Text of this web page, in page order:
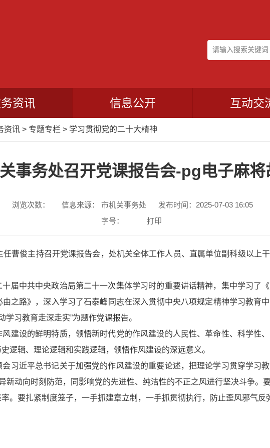
资讯 信息公开 互动交
资讯 > 专题专栏 > 学习贯彻党的二十大精神
事务处召开党课报告会-pg电子麻将
浏览次数： 信息来源： 市机关事务处
发布时间：2025-07-03 16:05
字号：
打印
曹俊主持召开党课报告会，处机关全体工作人员、直属单位副科级以上
届中共中央政治局第二十一次集体学习时的重要讲话精神，集中学习了
之路》，深入学习了石泰峰同志在深入贯彻中央八项规定精神学习教育
习教育走深走实”为题作党课报告。
建设的鲜明特质，领悟新时代党的作风建设的人民性、革命性、科学性
逻辑、理论逻辑和实践逻辑，领悟作风建设的深远意义。
习近平总书记关于加强党的作风建设的重要论述，把理论学习贯穿学习
新动向时刻防范，同影响党的先进性、纯洁性的不正之风进行坚决斗争。
。要扎紧制度笼子，一手抓建章立制，一手抓贯彻执行，防止歪风邪气反